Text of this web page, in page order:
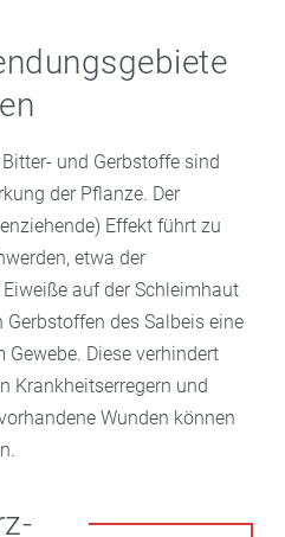
und Gerbstoffe sind
der Pflanze. Der
Effekt führt zu
etwa der
auf der Schleimhaut
des Salbeis eine
Diese verhindert
Krankheitserregern und
Wunden können